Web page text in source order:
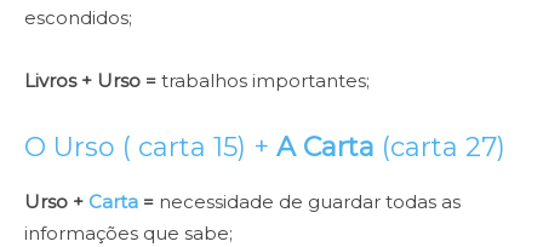
escondidos;
Livros + Urso = trabalhos importantes;
O Urso ( carta 15) + A Carta (carta 27)
Urso + Carta = necessidade de guardar todas as
informações que sabe;